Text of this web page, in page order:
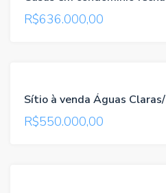
R$636.000,00
TROCA
R$550.000,00